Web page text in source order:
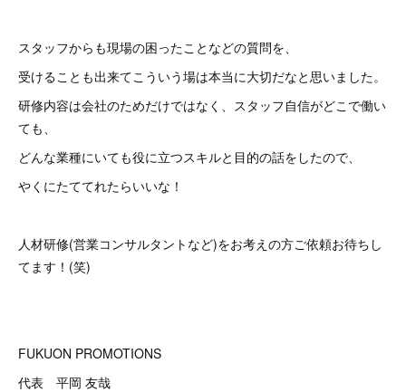
スタッフからも現場の困ったことなどの質問を、
受けることも出来てこういう場は本当に大切だなと思いました。
研修内容は会社のためだけではなく、スタッフ自信がどこで働い
ても、
どんな業種にいても役に立つスキルと目的の話をしたので、
やくにたててれたらいいな！
人材研修(営業コンサルタントなど)をお考えの方ご依頼お待ちし
てます！(笑)
FUKUON PROMOTIONS
代表 平岡 友哉